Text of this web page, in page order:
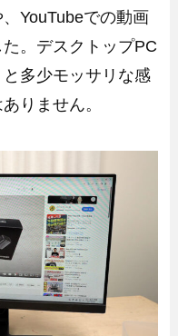
YouTubeでの動画
。デスクトップPC
多少モッサリな感
りません。